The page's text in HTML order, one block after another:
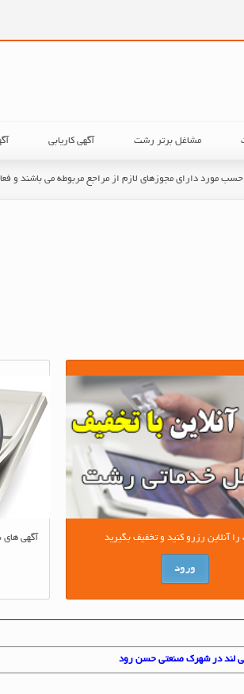
مشاغل برتر رشت آگهی کاریابی
حسب مورد دارای مجوزهای لازم از مراجع مربوطه می باشند و
آنلاین رزرو کنید و تخفیف بگیرید
ورود
آگهی های